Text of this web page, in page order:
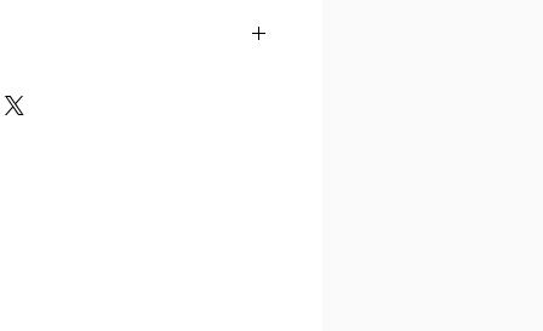
Sardinien – Italien